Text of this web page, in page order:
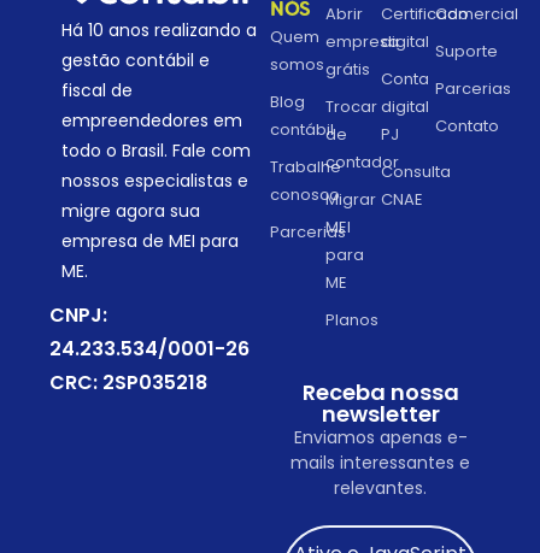
Há 10 anos realizando a
gestão contábil e
fiscal de
empreendedores em
todo o Brasil. Fale com
nossos especialistas e
migre agora sua
empresa de MEI para
ME.
CNPJ:
24.233.534/0001-26
CRC: 2SP035218
NÓS
Quem
somos
Blog
contábil
Trabalhe
conosco
Parcerias
Abrir
empresa
grátis
Trocar
de
contador
Migrar
MEI
para
ME
Planos
Certificado
digital
Conta
digital
PJ
Consulta
CNAE
Comercial
Suporte
Parcerias
Contato
Receba nossa
newsletter
Enviamos apenas e-
mails interessantes e
relevantes.